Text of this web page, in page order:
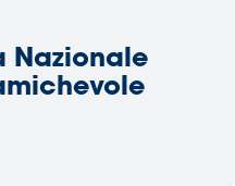
Nazionale